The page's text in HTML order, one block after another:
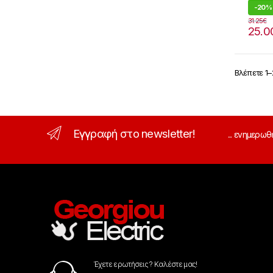
-20%
31.25€
Βλέπετε
Εγγραφή στο newsletter! ...
Έχετε ερωτήσεις ? Καλέστε μας!